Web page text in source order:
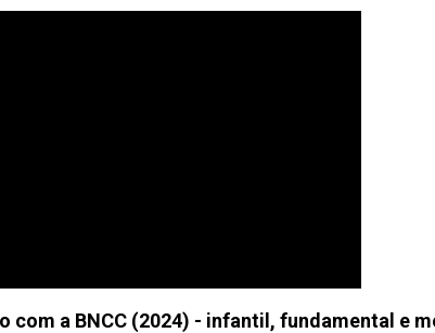
com a BNCC (2024) - infantil, fundamental e